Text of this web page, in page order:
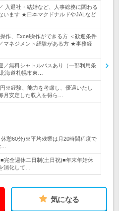
入退社・結婚など、人事総務に関わる
います ★日本マクドナルドやJALなど
作、Excel操作ができる方 ＜歓迎条件
マネジメント経験がある方 ★事務経
／無料シャトルバスあり（一部利用条
海道札幌市東…
※経験、能力を考慮し、優遇いたし
月安定した収入を得ら…
憩60分)※平均残業は月20時間程度で
完全週休二日制(土日祝)■年末年始休
消化して…
気になる